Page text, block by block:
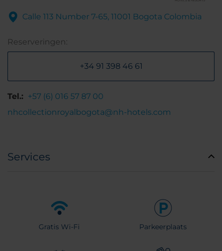
Calle 113 Number 7-65, 11001 Bogota Colombia
Reserveringen:
+34 91 398 46 61
Tel.: +57 (6) 016 57 87 00
nhcollectionroyalbogota@nh-hotels.com
Services
Gratis Wi-Fi Parkeerplaats